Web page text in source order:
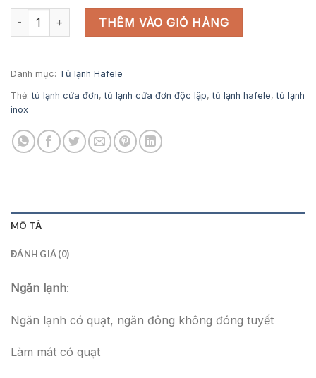
Tủ lạnh inox SIDE-BY-SIDE SBS662X số lượng
THÊM VÀO GIỎ HÀNG
Danh mục: Tủ lạnh Hafele
Thẻ:tủ lạnh cửa đơn,tủ lạnh cửa đơn độc lập,tủ lạnh hafele,tủ lạnh
inox
MÔ TẢ
ĐÁNH GIÁ (0)
Ngăn lạnh:
Ngăn lạnh có quạt, ngăn đông không đóng tuyết
Làm mát có quạt